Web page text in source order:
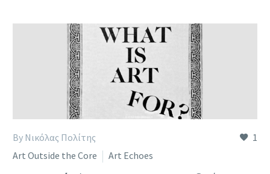
1
By Νικόλας Πολίτης
Art Outside the Core
Art Echoes